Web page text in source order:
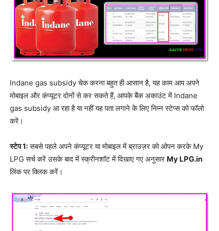
Indane gas subsidy चेक करना बहुत ही आसान है, यह काम आप अपने
मोबाइल और कंप्यूटर दोनों से कर सकते हैं, आपके बैंक अकाउंट में Indane
gas subsidy आ रहा है या नहीं यह पता लगाने के लिए निम्न स्टेप्स को फॉलो
करें।
स्टेप 1:सबसे पहले अपने कंप्यूटर या मोबाइल में ब्राउज़र को ओपन करके My
LPG सर्च करें उसके बाद में स्क्रीनशॉट में दिखाए गए अनुसार My LPG.in
लिंक पर क्लिक करें।